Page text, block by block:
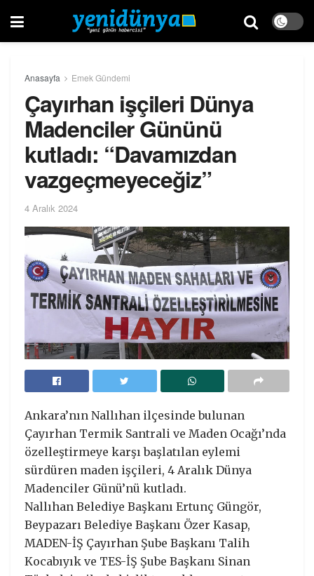
Anasayfa Emek Gündemi
Çayırhan işçileri Dünya
Madenciler Gününü
kutladı: “Davamızdan
vazgeçmeyeceğiz”
4 Aralık 2024
Ankara’nın Nallıhan ilçesinde bulunan
Çayırhan Termik Santrali ve Maden Ocağı’nda
özelleştirmeye karşı başlatılan eylemi
sürdüren maden işçileri, 4 Aralık Dünya
Madenciler Günü’nü kutladı.
Nallıhan Belediye Başkanı Ertunç Güngör,
Beypazarı Belediye Başkanı Özer Kasap,
MADEN-İŞ Çayırhan Şube Başkanı Talih
Kocabıyık ve TES-İŞ Şube Başkanı Sinan